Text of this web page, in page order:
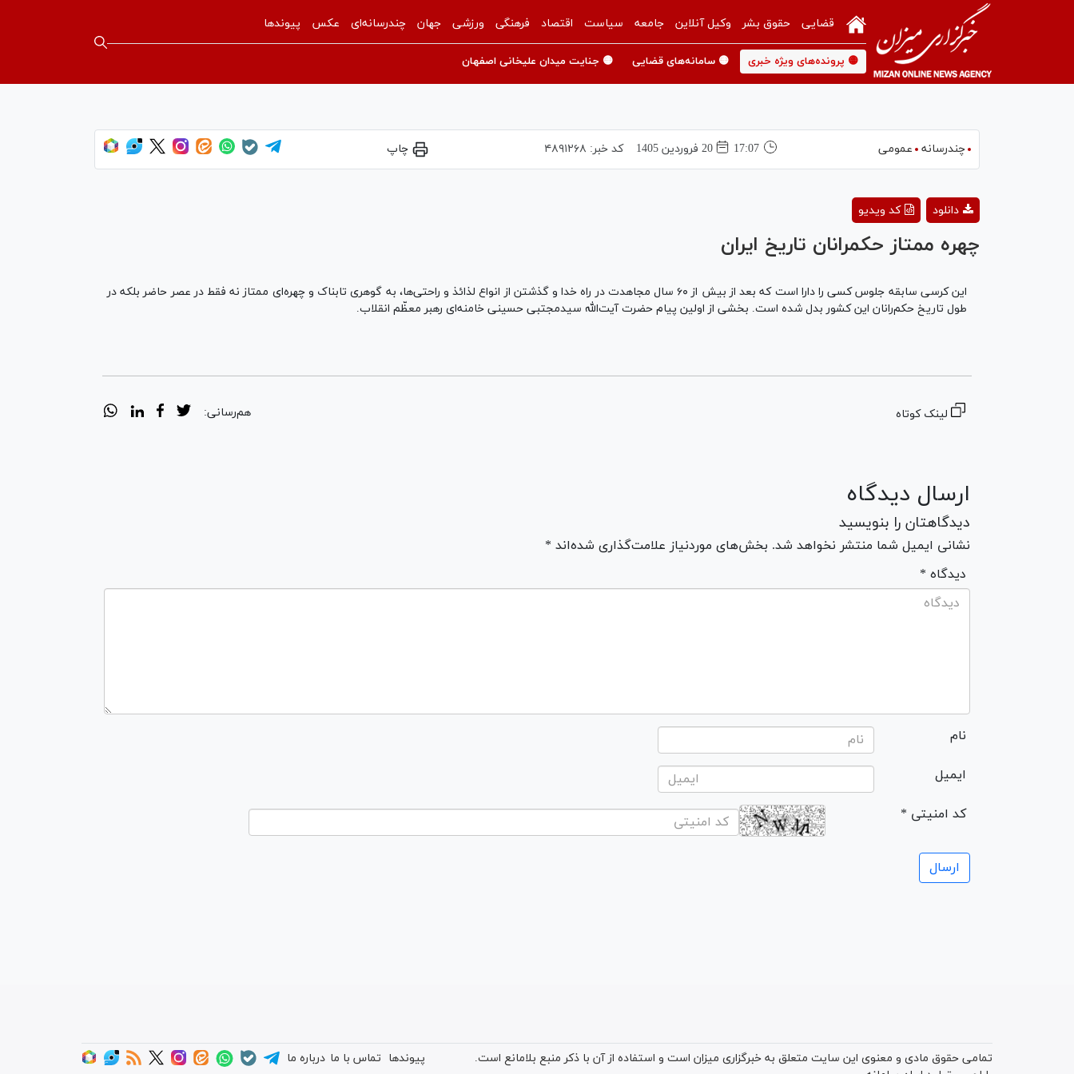
قضایی حقوق بشر وکیل آنلاین جامعه سیاست اقتصاد فرهنگی ورزشی جهان چندرسانه‌ای عکس پیوندها
🟡 پرونده‌های ویژه خبری 🟡 سامانه‌های قضایی 🟡 جنایت میدان علیخانی اصفهان
چندرسانه عمومی 17:07 20 فروردين 1405 کد خبر: ۴۸۹۱۲۶۸ چاپ
کد ویدیو دانلود
چهره ممتاز حکمرانان تاریخ ایران
این کرسی سابقه جلوس کسی را دارا است که بعد از بیش از ۶۰ سال مجاهدت در راه خدا و گذشتن از انواع لذائذ و راحتی‌ها، به گوهری تابناک و چهره‌ای ممتاز نه فقط در عصر حاضر بلکه در
طول تاریخ حکم‌رانان این کشور بدل شده است. بخشی از اولین پیام حضرت آیت‌الله سیدمجتبی حسینی خامنه‌ای رهبر معظّم انقلاب.
لینک کوتاه هم‌رسانی:
ارسال دیدگاه
دیدگاهتان را بنویسید
نشانی ایمیل شما منتشر نخواهد شد. بخش‌های موردنیاز علامت‌گذاری شده‌اند *
* دیدگاه
نام
ایمیل
* کد امنیتی
تمامی حقوق مادی و معنوی این سایت متعلق به خبرگزاری میزان است و استفاده از آن با ذکر منبع بلامانع است.
پیوندها تماس با ما درباره ما